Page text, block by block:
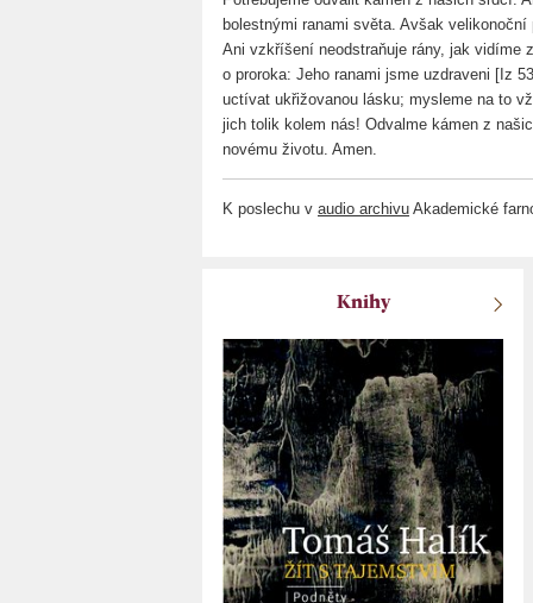
bolestnými ranami světa. Avšak
Ani vzkříšení neodstraňuje rány, jak vidíme
o proroka: Jeho ranami jsme uzdraveni [Iz
uctívat ukřižovanou lásku; mysleme na to
jich tolik kolem nás! Odvalme kámen z
novému životu. Amen.
K poslechu v audio archivu Akademické
Knihy